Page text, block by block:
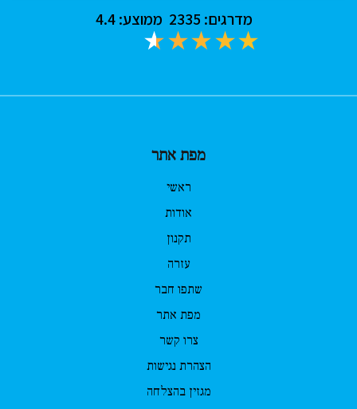
מדרגים: 2335 ממוצע:4.4
מפת אתר
ראשי
אודות
תקנון
עזרה
שתפו חבר
מפת אתר
צרו קשר
הצהרת נגישות
מגזין בהצלחה